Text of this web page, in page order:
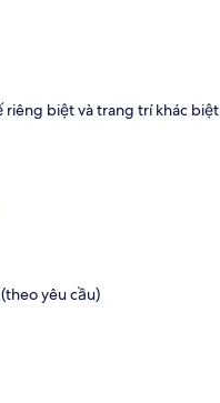
riêng biệt và trang trí khác biệt
yêu cầu)